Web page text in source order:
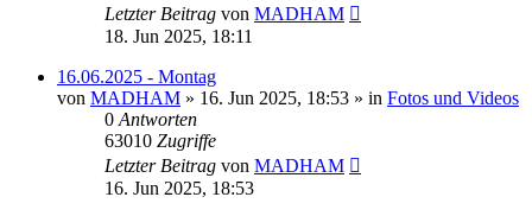
Letzter Beitrag von MADHAM
18. Jun 2025, 18:11
16.06.2025 - Montag
von MADHAM » 16. Jun 2025, 18:53 » in Fotos und Videos
0 Antworten
63010 Zugriffe
Letzter Beitrag von MADHAM
16. Jun 2025, 18:53